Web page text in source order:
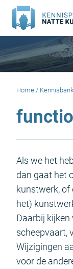
Doorgaan
naar
inhoud
Home / Kennisbank
Als we het
dan gaat het
kunstwerk, of
het)
Daarbij
scheepvaart,
Wijzigingen
voor de